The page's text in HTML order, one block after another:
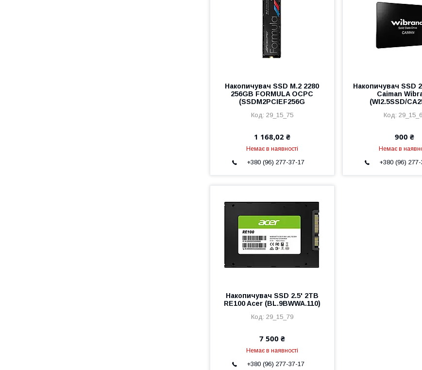
Накопичувач SSD M.2 2280
256GB FORMULA OCPC
(SSDM2PCIEF256G
29_15_75
1 168,02 ₴
Немає в наявності
+380 (96) 277-37-17
Накопичувач SSD
Caiman
(WI2.5SSD/
900 ₴
Немає в
+380 (96)
Накопичувач SSD 2.5' 2TB
RE100 Acer (BL.9BWWA.110)
29_15_79
7 500 ₴
Немає в наявності
+380 (96) 277-37-17